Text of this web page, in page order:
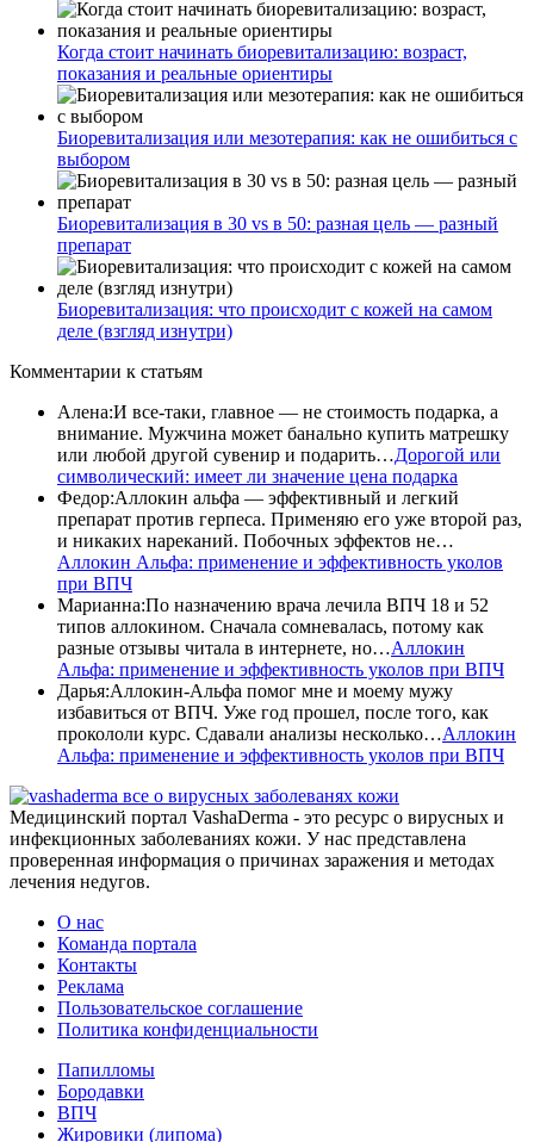
Когда стоит начинать биоревитализацию: возраст,
показания и реальные ориентиры
Биоревитализация или мезотерапия: как не ошибиться с
выбором
Биоревитализация в 30 vs в 50: разная цель — разный
препарат
Биоревитализация: что происходит с кожей на самом
деле (взгляд изнутри)
Комментарии к статьям
Алена:И все-таки, главное — не стоимость подарка, а
внимание. Мужчина может банально купить матрешку
или любой другой сувенир и подарить…Дорогой или
символический: имеет ли значение цена подарка
Федор:Аллокин альфа — эффективный и легкий
препарат против герпеса. Применяю его уже второй раз,
и никаких нареканий. Побочных эффектов не…
Аллокин Альфа: применение и эффективность уколов
при ВПЧ
Марианна:По назначению врача лечила ВПЧ 18 и 52
типов аллокином. Сначала сомневалась, потому как
разные отзывы читала в интернете, но…Аллокин
Альфа: применение и эффективность уколов при ВПЧ
Дарья:Аллокин-Альфа помог мне и моему мужу
избавиться от ВПЧ. Уже год прошел, после того, как
прокололи курс. Сдавали анализы несколько…Аллокин
Альфа: применение и эффективность уколов при ВПЧ
все о вирусных заболеванях кожи
Медицинский портал VashaDerma - это ресурс о вирусных и
инфекционных заболеваниях кожи. У нас представлена
проверенная информация о причинах заражения и методах
лечения недугов.
О нас
Команда портала
Контакты
Реклама
Пользовательское соглашение
Политика конфиденциальности
Папилломы
Бородавки
ВПЧ
Жировики (липома)